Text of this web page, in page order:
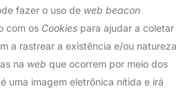
fazer o uso de web beacon
com os Cookies para ajudar a coletar
a rastrear a existência e/ou natureza
na webque ocorrem por meio dos
é uma imagem eletrônica nítida e irá